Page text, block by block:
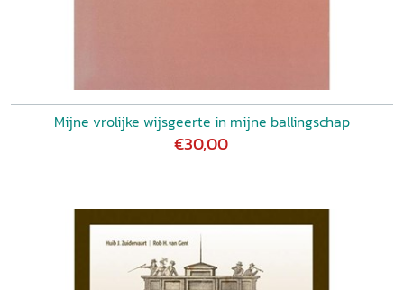
Mijne vrolijke wijsgeerte in mijne ballingschap
€30,00